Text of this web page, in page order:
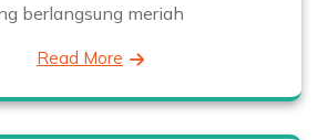
berlangsung meriah
Read More